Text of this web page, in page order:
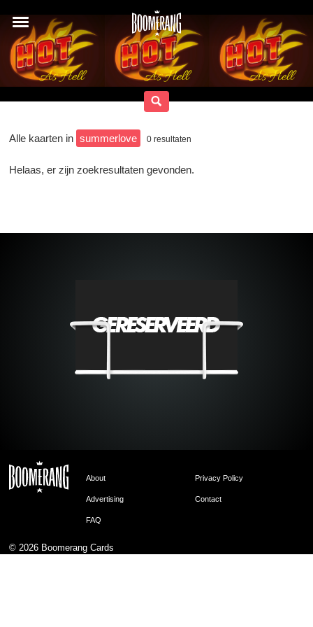
Alle kaarten in summerlove 0 resultaten
Helaas, er zijn zoekresultaten gevonden.
About Privacy Policy
Advertising Contact
FAQ
© 2026 Boomerang Cards